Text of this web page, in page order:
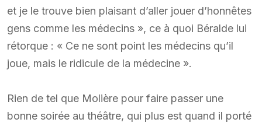
et je le trouve bien plaisant d’aller jouer d’honnêtes
gens comme les médecins », ce à quoi Béralde lui
rétorque : « Ce ne sont point les médecins qu’il
joue, mais le ridicule de la médecine ».
Rien de tel que Molière pour faire passer une
bonne soirée au théâtre, qui plus est quand il porté